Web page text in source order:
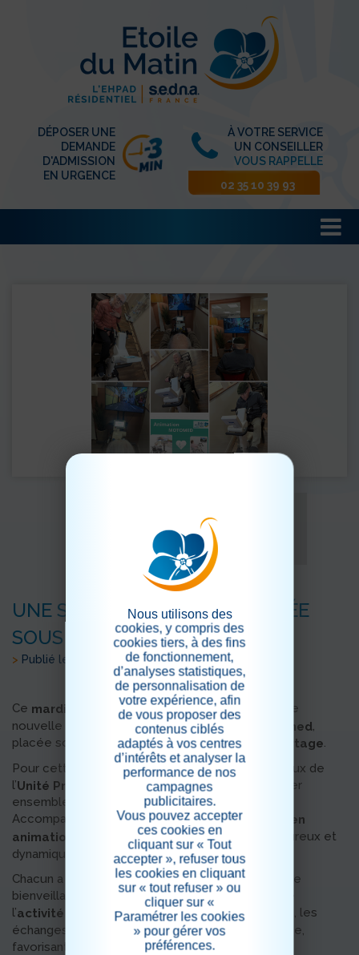
DÉPOSER UNE
DEMANDE
D'ADMISSION
EN URGENCE
À VOTRE SERVICE
UN CONSEILLER
VOUS RAPPELLE
02 35 10 39 93
UNE SÉANCE MOTOMED PLACÉE
SOUS LE SIGNE DU PARTAGE
> Publié le 02/06/2026
Ce mardi 12 mai
, les résidents ont participé à une
nouvelle séance de
vélo thérapeutique Motomed,
placée sous le signe de laconvivialitéet du partage.
Pour cette occasion, les del’unit é ouverte et ceux de
l’Unité Protégée
se sont retrouvés pour pratiquer
ensemble cette activité appréciée de tous.
Accompagnés parAliciaetZoé, nosstagiaires en
animation
, ils ont pu profiter d’un moment chaleureux et
dynamique.
Chacun a pédalé à sonrythme, dans une ambiance
bienveillante, tout en bénéficiant des bienfaits de
l’activité physique douce. Les encouragements, les
échanges et les sourires ont rythmé cette séance,
favorisant les rencontres entre les résidents des
Nous utilisons des
cookies, y compris des
cookies tiers, à des fins
de fonctionnement,
d’analyses statistiques,
de personnalisation de
votre expérience, afin
de vous proposer des
contenus ciblés
adaptés à vos centres
d’intérêts et analyser la
performance de nos
campagnes
publicitaires.
Vous pouvez accepter
ces cookies en
cliquant sur « Tout
accepter », refuser tous
les cookies en cliquant
sur « tout refuser » ou
cliquer sur «
Paramétrer les cookies
» pour gérer vos
préférences.